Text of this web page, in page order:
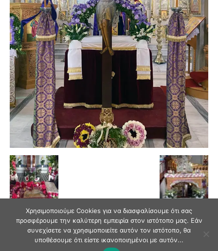
Χρησιμοποιούμε Cookies για να διασφαλίσουμε ότι σας
προσφέρουμε την καλύτερη εμπειρία στον ιστότοπο μας. Εάν
συνεχίσετε να χρησιμοποιείτε αυτόν τον ιστότοπο, θα
υποθέσουμε ότι είστε ικανοποιημένοι με αυτόν...